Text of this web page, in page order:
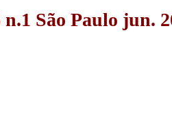
n.1 São Paulo jun.